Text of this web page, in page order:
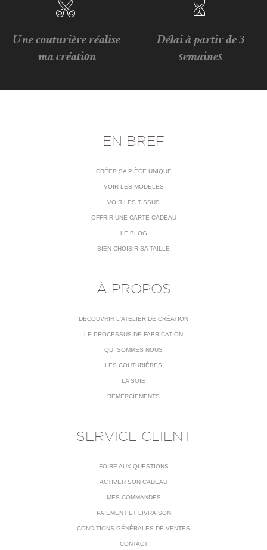
Une couturière réalise
ma création
Délai à partir de 3
semaines
EN BREF
CRÉER SA PIÈCE UNIQUE
VOIR LES MODÈLES
VOIR LES TISSUS
OFFRIR UNE CARTE CADEAU
LE BLOG
BIEN CHOISIR SA TAILLE
À PROPOS
DÉCOUVRIR L'ATELIER DE CRÉATION
LE PROCESSUS DE FABRICATION
QUI SOMMES NOUS
LES COUTURIÈRES
LA SOIE
REMERCIEMENTS
SERVICE CLIENT
FOIRE AUX QUESTIONS
ACTIVER SON CADEAU
MES COMMANDES
PAIEMENT ET LIVRAISON
CONDITIONS GÉNÉRALES DE VENTES
CONTACT